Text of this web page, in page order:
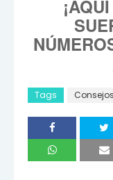
Tags Consejos